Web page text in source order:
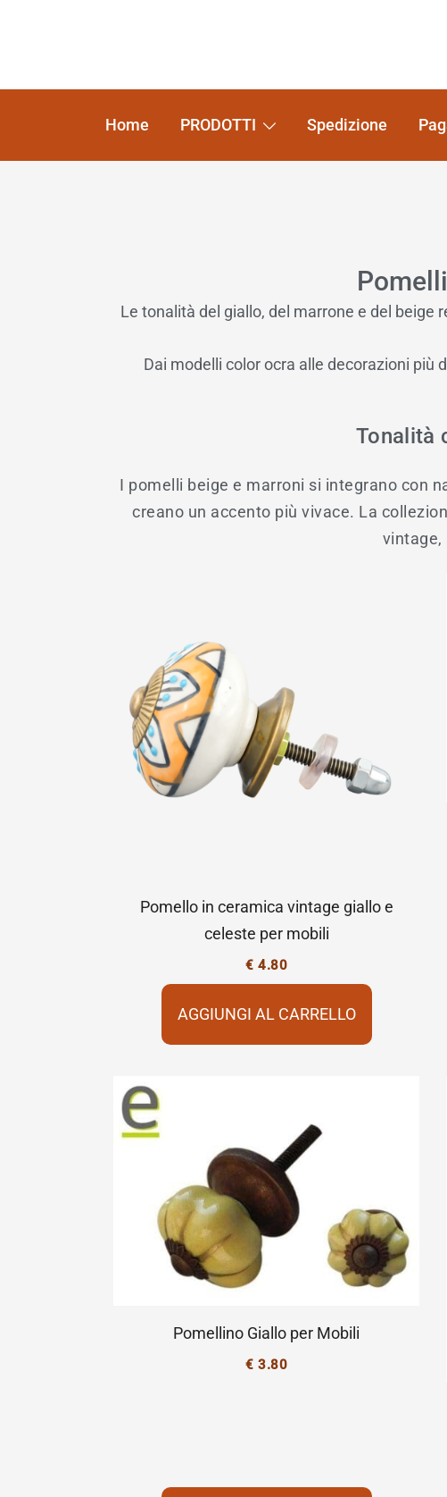
Home PRODOTTI Spedizione
Le tonalità del giallo, del marrone e del beige
Dai modelli color ocra alle decorazioni più
Tonalità
I pomelli beige e marroni si integrano con
creano un accento più vivace. La
vintage,
Pomello in ceramica vintage giallo e
celeste per mobili
€ 4.80
AGGIUNGI AL CARRELLO
Pomellino Giallo per Mobili
€ 3.80